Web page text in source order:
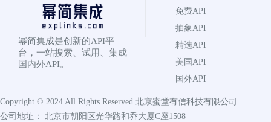
幂简集成是创新的API平
台，一站搜索、试用、集成
国内外API。
免费API
抽象API
精选API
美国API
国外API
Copyright © 2024 All Rights Reserved 北京蜜堂有信科技有限公司
公司地址： 北京市朝阳区光华路和乔大厦C座1508